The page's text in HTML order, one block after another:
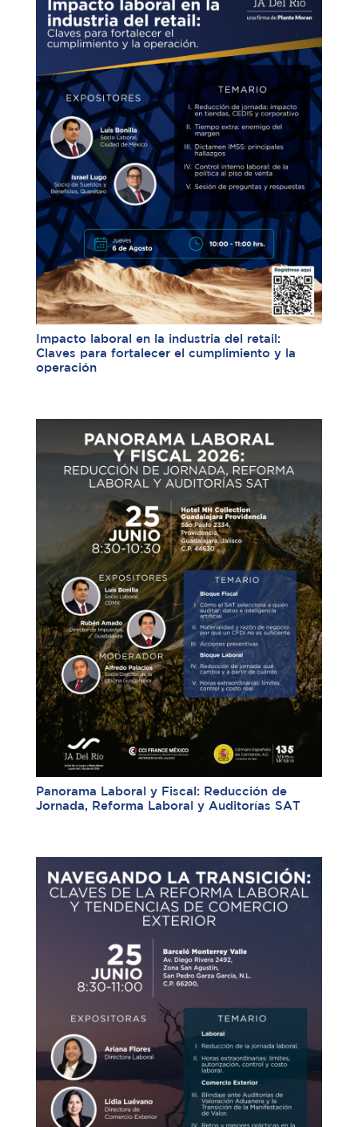
Impacto laboral en la industria del retail:
Claves para fortalecer el cumplimiento y la
operación
Panorama Laboral y Fiscal: Reducción de
Jornada, Reforma Laboral y Auditorías SAT